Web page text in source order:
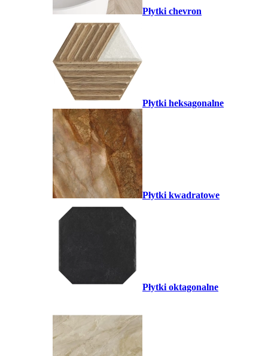
Płytki chevron
Płytki heksagonalne
Płytki kwadratowe
Płytki oktagonalne